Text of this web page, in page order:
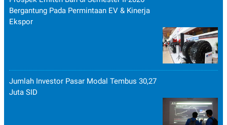
Bergantung Pada Permintaan EV & Kinerja
Ekspor
Jumlah Investor Pasar Modal Tembus 30,27
Juta SID